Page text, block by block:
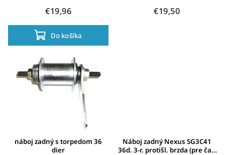
€19,96
Do košíka
€19,50
náboj zadný s torpedom 36
dier
Náboj zadný Nexus SG3C41
36d. 3-r. protišl. brzda (pre čap